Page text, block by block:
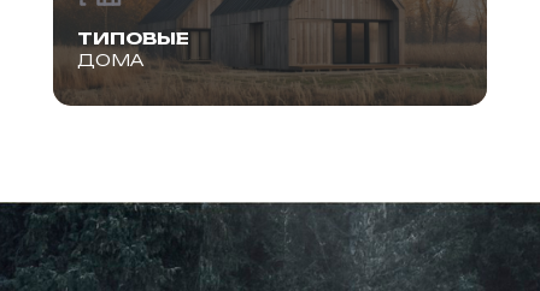
ТИПОВЫЕ
ДОМА